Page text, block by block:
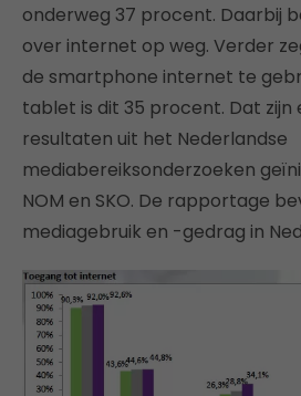
onderweg 37 procent. Daarbij
over internet op weg. Verder
de smartphone internet te
tablet is dit 35 procent. Dat zijn
resultaten uit het Nederlandse
mediabereiksonderzoeken
NOM en SKO. De rapportage
mediagebruik en -gedrag in